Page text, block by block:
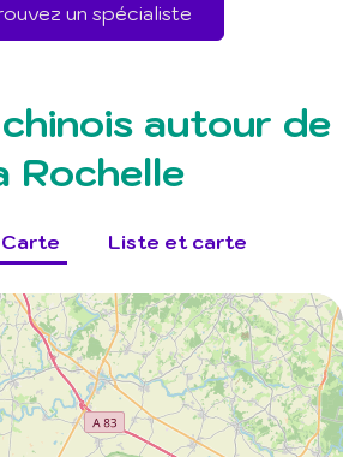
un spécialiste
autour de
Rochelle
Carte Liste et carte